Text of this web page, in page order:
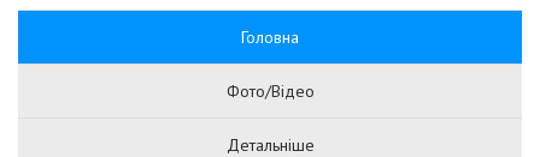
Головна
Фото/Відео
Детальніше